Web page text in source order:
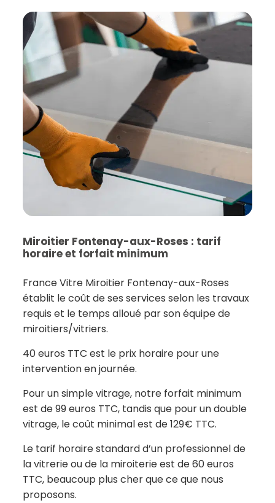
Miroitier Fontenay-aux-Roses : tarif
horaire et forfait minimum
France Vitre Miroitier Fontenay-aux-Roses
établit le coût de ses services selon les travaux
requis et le temps alloué par son équipe de
miroitiers/vitriers.
40 euros TTC est le prix horaire pour une
intervention en journée.
Pour un simple vitrage, notre forfait minimum
est de 99 euros TTC, tandis que pour un double
vitrage, le coût minimal est de 129€ TTC.
Le tarif horaire standard d’un professionnel de
la vitrerie ou de la miroiterie est de 60 euros
TTC, beaucoup plus cher que ce que nous
proposons.